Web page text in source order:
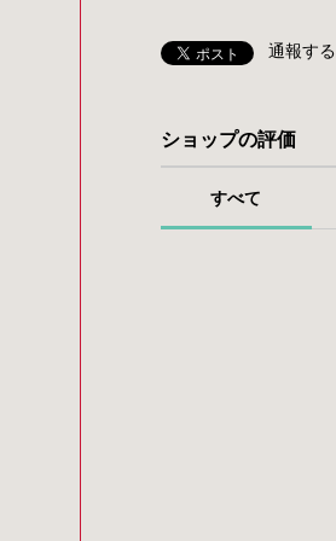
通報する
ショップの評価
すべて